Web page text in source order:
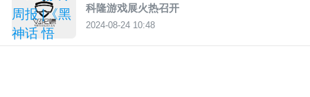
科隆游戏展火热召开
2024-08-24 10:48